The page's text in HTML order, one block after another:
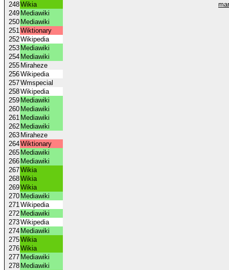
248Wikia
249 Mediawiki
250 Mediawiki
251Wiktionary
252Wikipedia
253 Mediawiki
254 Mediawiki
255 Miraheze
256Wikipedia
257Wmspecial
258Wikipedia
259 Mediawiki
260 Mediawiki
261 Mediawiki
262 Mediawiki
263 Miraheze
264Wiktionary
265 Mediawiki
266 Mediawiki
267Wikia
268Wikia
269Wikia
270 Mediawiki
271Wikipedia
272 Mediawiki
273Wikipedia
274 Mediawiki
275Wikia
276Wikia
277 Mediawiki
278 Mediawiki